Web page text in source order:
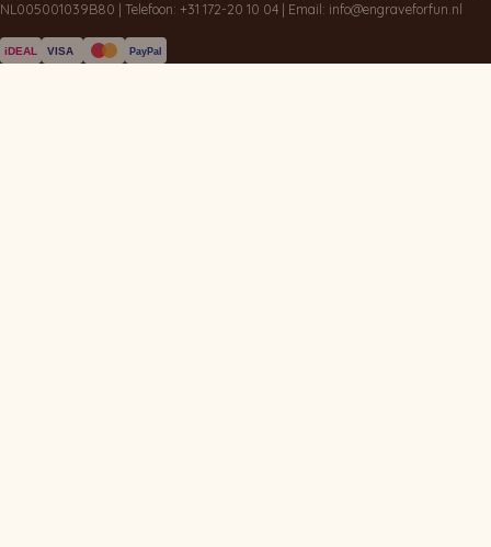
NL005001039B80 | Telefoon: +31 172-20 10 04 | Email: info@engraveforfun.nl
iDEAL VISA PayPal